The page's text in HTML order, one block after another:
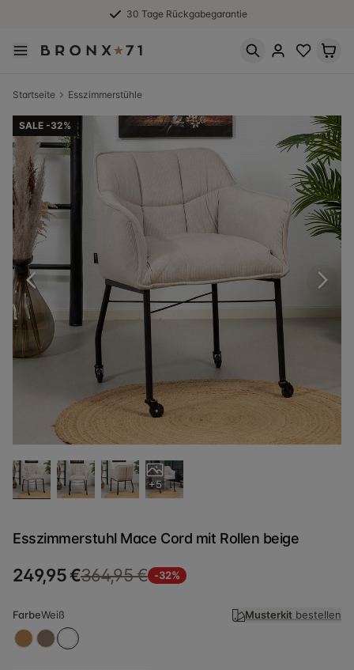
30 Tage Rückgabegarantie
Startseite Esszimmerstühle
SALE -32%
+5
Esszimmerstuhl Mace Cord mit Rollen beige
249,95 €364,95 € -32%
FarbeWeiß Musterkit bestellen